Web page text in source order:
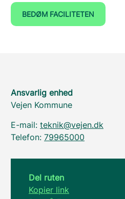
BEDØM FACILITETEN
Ansvarlig enhed
Vejen Kommune
E-mail: teknik@vejen.dk
Telefon: 79965000
Del ruten
Kopier link